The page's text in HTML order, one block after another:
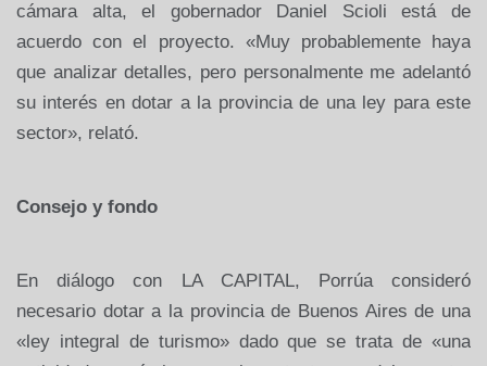
cámara alta, el gobernador Daniel Scioli está de
acuerdo con el proyecto. «Muy probablemente haya
que analizar detalles, pero personalmente me adelantó
su interés en dotar a la provincia de una ley para este
sector», relató.
Consejo y fondo
En diálogo con LA CAPITAL, Porrúa consideró
necesario dotar a la provincia de Buenos Aires de una
«ley integral de turismo» dado que se trata de «una